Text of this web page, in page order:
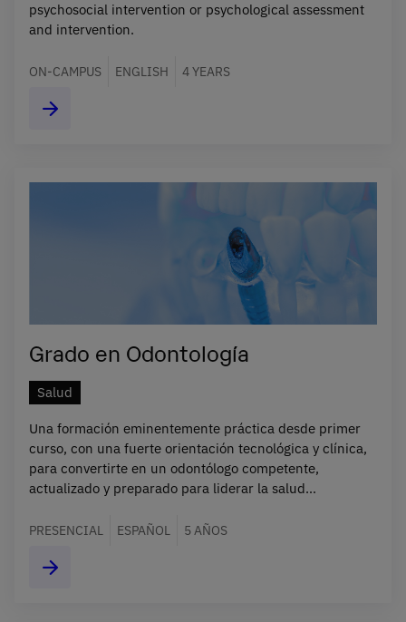
psychosocial intervention or psychological assessment
and intervention.
ON-CAMPUS ENGLISH 4 YEARS
Grado en Odontología
Salud
Una formación eminentemente práctica desde primer
curso, con una fuerte orientación tecnológica y clínica,
para convertirte en un odontólogo competente,
actualizado y preparado para liderar la salud
PRESENCIAL ESPAÑOL 5 AÑOS